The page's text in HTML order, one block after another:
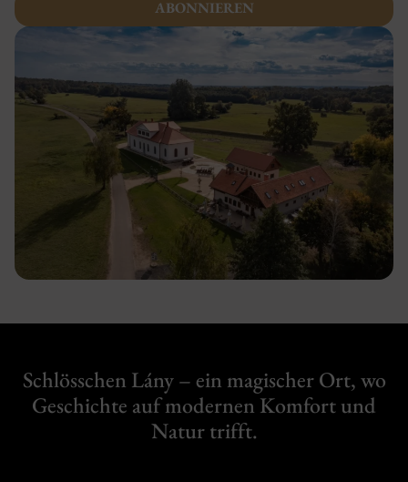
ABONNIEREN
Alternative:
Schlösschen Lány – ein magischer Ort, wo
Geschichte auf modernen Komfort und
Natur trifft.